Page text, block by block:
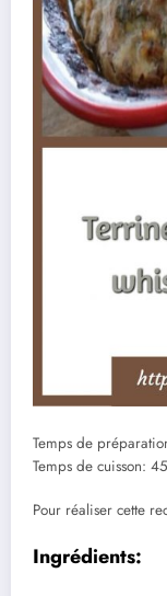
Temps de
Temps de cuisson:
Pour réaliser cette
Ingrédients: